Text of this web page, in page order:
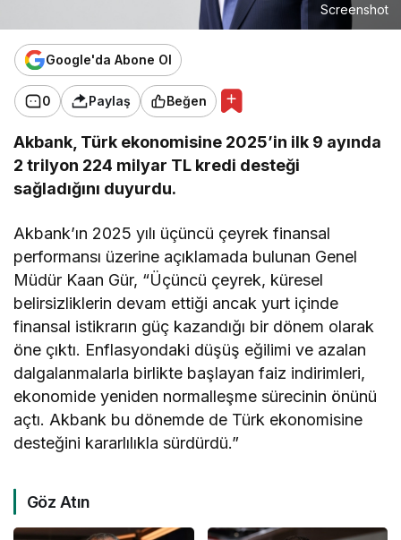
Screenshot
Google'da Abone Ol
0 Paylaş Beğen
Akbank, Türk ekonomisine 2025’in ilk 9 ayında
2 trilyon 224 milyar TL kredi desteği
sağladığını duyurdu.
Akbank’ın 2025 yılı üçüncü çeyrek finansal
performansı üzerine açıklamada bulunan Genel
Müdür Kaan Gür, “Üçüncü çeyrek, küresel
belirsizliklerin devam ettiği ancak yurt içinde
finansal istikrarın güç kazandığı bir dönem olarak
öne çıktı. Enflasyondaki düşüş eğilimi ve azalan
dalgalanmalarla birlikte başlayan faiz indirimleri,
ekonomide yeniden normalleşme sürecinin önünü
açtı. Akbank bu dönemde de Türk ekonomisine
desteğini kararlılıkla sürdürdü.”
Göz Atın